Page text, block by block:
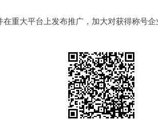
大平台上发布推广，加大对获得称号企